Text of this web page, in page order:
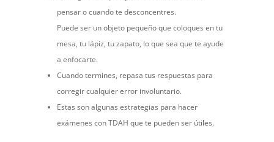
pensar o cuando te desconcentres.
Puede ser un objeto pequeño que coloques en tu
mesa, tu lápiz, tu zapato, lo que sea que te ayude
a enfocarte.
Cuando termines, repasa tus respuestas para
corregir cualquier error involuntario.
Estas son algunas estrategias para hacer
exámenes con TDAH que te pueden ser útiles.